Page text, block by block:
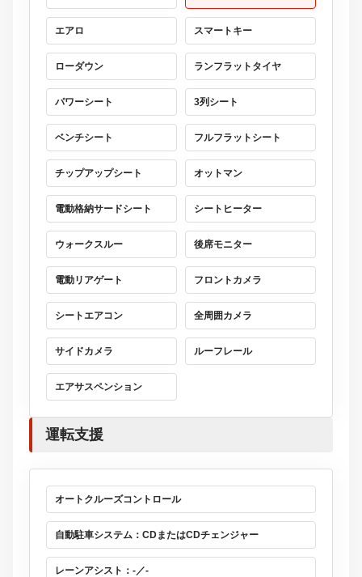
エアロ スマートキー
ローダウン ランフラットタイヤ
パワーシート 3列シート
ベンチシート フルフラットシート
チップアップシート オットマン
電動格納サードシート シートヒーター
ウォークスルー 後席モニター
電動リアゲート フロントカメラ
シートエアコン 全周囲カメラ
サイドカメラ ルーフレール
エアサスペンション
運転支援
オートクルーズコントロール
自動駐車システム：CDまたはCDチェンジャー
レーンアシスト：-／-